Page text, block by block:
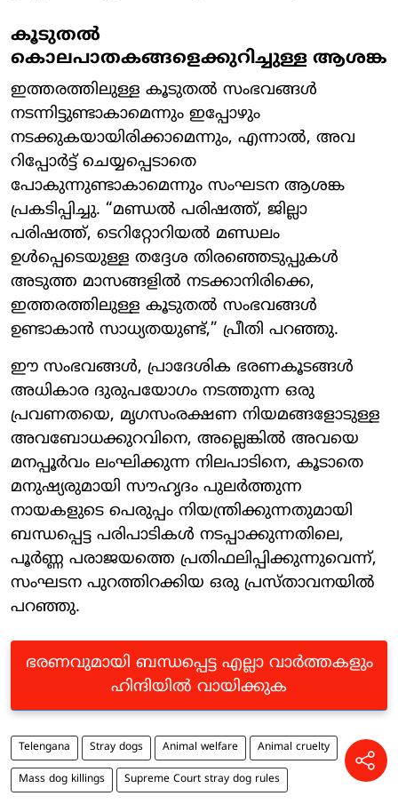
കൂടുതൽ
കൊലപാതകങ്ങളെക്കുറിച്ചുള്ള ആശങ്ക
ഇത്തരത്തിലുള്ള കൂടുതൽ സംഭവങ്ങൾ
നടന്നിട്ടുണ്ടാകാമെന്നും ഇപ്പോഴും
നടക്കുകയായിരിക്കാമെന്നും, എന്നാൽ, അവ
റിപ്പോർട്ട് ചെയ്യപ്പെടാതെ
പോകുന്നുണ്ടാകാമെന്നും സംഘടന ആശങ്ക
പ്രകടിപ്പിച്ചു. “മണ്ഡൽ പരിഷത്ത്, ജില്ലാ
പരിഷത്ത്, ടെറിറ്റോറിയൽ മണ്ഡലം
ഉൾപ്പെടെയുള്ള തദ്ദേശ തിരഞ്ഞെടുപ്പുകൾ
അടുത്ത മാസങ്ങളിൽ നടക്കാനിരിക്കെ,
ഇത്തരത്തിലുള്ള കൂടുതൽ സംഭവങ്ങൾ
ഉണ്ടാകാൻ സാധ്യതയുണ്ട്,” പ്രീതി പറഞ്ഞു.
ഈ സംഭവങ്ങൾ, പ്രാദേശിക ഭരണകൂടങ്ങൾ
അധികാര ദുരുപയോഗം നടത്തുന്ന ഒരു
പ്രവണതയെ, മൃഗസംരക്ഷണ നിയമങ്ങളോടുള്ള
അവബോധക്കുറവിനെ, അല്ലെങ്കിൽ അവയെ
മനപ്പൂർവം ലംഘിക്കുന്ന നിലപാടിനെ, കൂടാതെ
മനുഷ്യരുമായി സൗഹൃദം പുലർത്തുന്ന
നായകളുടെ പെരുപ്പം നിയന്ത്രിക്കുന്നതുമായി
ബന്ധപ്പെട്ട പരിപാടികൾ നടപ്പാക്കുന്നതിലെ,
പൂർണ്ണ പരാജയത്തെ പ്രതിഫലിപ്പിക്കുന്നുവെന്ന്,
സംഘടന പുറത്തിറക്കിയ ഒരു പ്രസ്താവനയിൽ
പറഞ്ഞു.
ഭരണവുമായി ബന്ധപ്പെട്ട എല്ലാ വാർത്തകളും
ഹിന്ദിയിൽ വായിക്കുക
Telengana Stray dogs Animal welfare Animal cruelty
Mass dog killings Supreme Court stray dog rules